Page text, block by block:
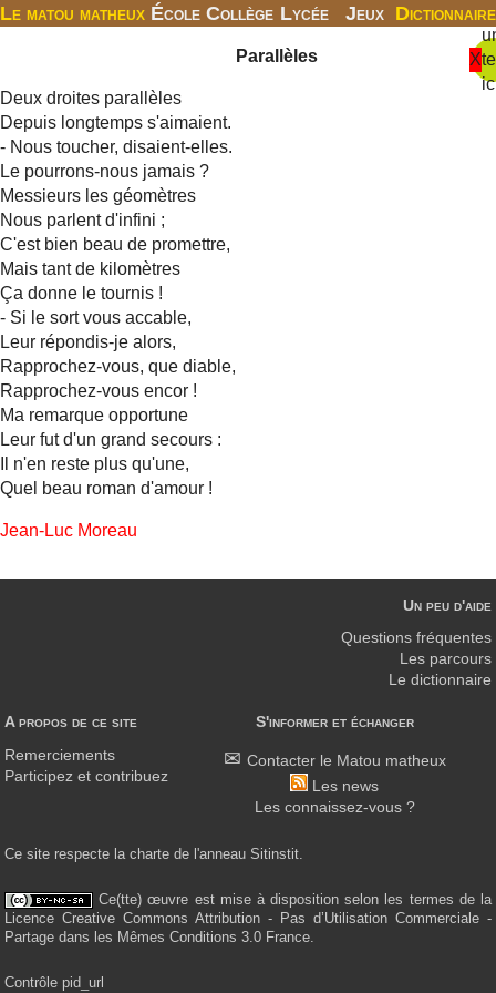
Le matou matheux École Collège Lycée Jeux Dictionnaire
X
Parallèles
Deux droites parallèles
Depuis longtemps s'aimaient.
- Nous toucher, disaient-elles.
Le pourrons-nous jamais ?
Messieurs les géomètres
Nous parlent d'infini ;
C'est bien beau de promettre,
Mais tant de kilomètres
Ça donne le tournis !
- Si le sort vous accable,
Leur répondis-je alors,
Rapprochez-vous, que diable,
Rapprochez-vous encor !
Ma remarque opportune
Leur fut d'un grand secours :
Il n'en reste plus qu'une,
Quel beau roman d'amour !
Jean-Luc Moreau
A propos de ce site
Remerciements
Participez et contribuez
S'informer et échanger
Contacter le Matou matheux
Les news
Les connaissez-vous ?
Un peu d'aide
Questions fréquentes
Les parcours
Le dictionnaire
Ce site respecte la charte de l'anneau Sitinstit.
Ce(tte) œuvre est mise à disposition selon les termes de la
Licence Creative Commons Attribution - Pas d’Utilisation Commerciale -
Partage dans les Mêmes Conditions 3.0 France.
Contrôle pid_url